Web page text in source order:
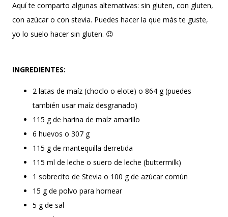
Aquí te comparto algunas alternativas: sin gluten, con gluten,
con azúcar o con stevia. Puedes hacer la que más te guste,
yo lo suelo hacer sin gluten. 😉
INGREDIENTES:
2 latas de maíz (choclo o elote) o 864 g (puedes
también usar maíz desgranado)
115 g de harina de maíz amarillo
6 huevos o 307 g
115 g de mantequilla derretida
115 ml de leche o suero de leche (buttermilk)
1 sobrecito de Stevia o 100 g de azúcar común
15 g de polvo para hornear
5 g de sal